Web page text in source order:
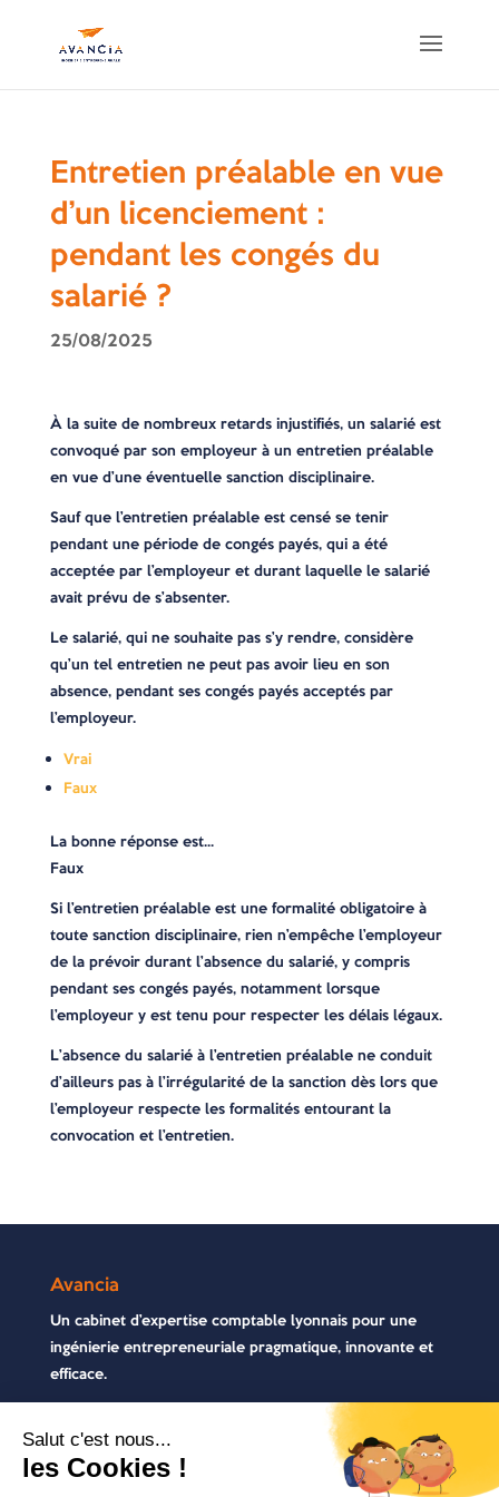
Entretien préalable en vue
d’un licenciement :
pendant les congés du
salarié ?
25/08/2025
À la suite de nombreux retards injustifiés, un salarié est
convoqué par son employeur à un entretien préalable
en vue d’une éventuelle sanction disciplinaire.
Sauf que l’entretien préalable est censé se tenir
pendant une période de congés payés, qui a été
acceptée par l’employeur et durant laquelle le salarié
avait prévu de s’absenter.
Le salarié, qui ne souhaite pas s’y rendre, considère
qu’un tel entretien ne peut pas avoir lieu en son
absence, pendant ses congés payés acceptés par
l’employeur.
Vrai
Faux
La bonne réponse est…
Faux
Si l’entretien préalable est une formalité obligatoire à
toute sanction disciplinaire, rien n’empêche l’employeur
de la prévoir durant l’absence du salarié, y compris
pendant ses congés payés, notamment lorsque
l’employeur y est tenu pour respecter les délais légaux.
L’absence du salarié à l’entretien préalable ne conduit
d’ailleurs pas à l’irrégularité de la sanction dès lors que
l’employeur respecte les formalités entourant la
convocation et l’entretien.
Avancia
Un cabinet d’expertise comptable lyonnais pour une
ingénierie entrepreneuriale pragmatique, innovante et
efficace.
Contactez-nous
04 72 71 54 72